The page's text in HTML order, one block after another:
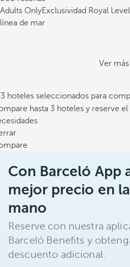
Adults OnlyExclusividad Royal Level
línea de mar
Ver más
hoteles seleccionados para
hasta 3 hoteles y reserve
Con Barceló App
mejor precio en
mano
Reserve con nuestra
Barceló Benefits y
descuento adicional.